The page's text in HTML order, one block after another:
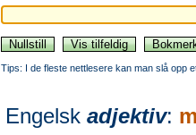
Tips: I de fleste nettlesere kan man slå opp
Engelsk adjektiv: